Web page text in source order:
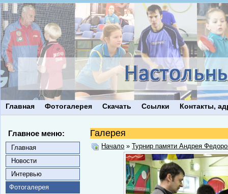
Главная Фотогалерея Скачать Ссылки Контакты,
Главное меню:
Главная
Новости
Интервью
Фотогалерея
Галерея
Начало »Турнир памяти Андрея